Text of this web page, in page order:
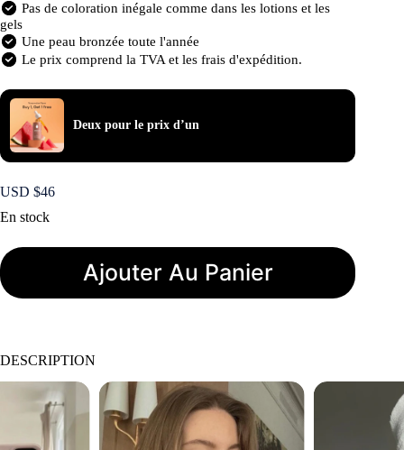
Pas de coloration inégale comme dans les lotions et les
gels
Une peau bronzée toute l'année
Le prix comprend la TVA et les frais d'expédition.
Deux pour le prix d’un
USD $46
En stock
Ajouter Au Panier
DESCRIPTION